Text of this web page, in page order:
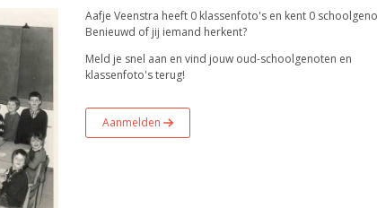
Aafje Veenstra heeft 0 klassenfoto's en kent 0
Benieuwd of jij iemand herkent?
Meld je snel aan en vind jouw oud-schoolgenoten en
klassenfoto's terug!
Aanmelden